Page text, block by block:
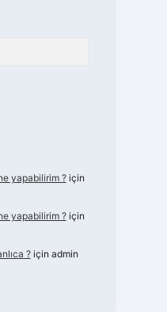
yapabilirim ?için
yapabilirim ?için
?için admin